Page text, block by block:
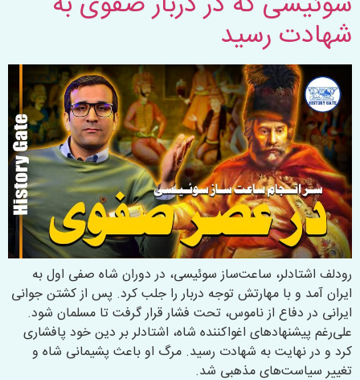
شهادت رسید
رودلف اشتادلر، ساعت‌ساز سوئیسی، در دوران شاه صفی اول به
ایران آمد و با مهارتش توجه دربار را جلب کرد. پس از کشتن جوانی
ایرانی در دفاع از ناموس، تحت فشار قرار گرفت تا مسلمان شود.
علی‌رغم پیشنهادهای اغواکننده شاه، اشتادلر بر دین خود پافشاری
کرد و در نهایت به شهادت رسید. مرگ او باعث پشیمانی شاه و
تغییر سیاست‌های مذهبی شد.